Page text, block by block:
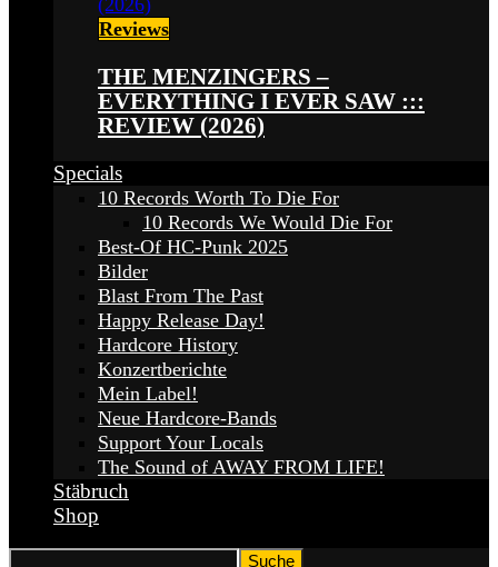
Reviews
THE MENZINGERS –
EVERYTHING I EVER SAW :::
REVIEW (2026)
Specials
10 Records Worth To Die For
10 Records We Would Die For
Best-Of HC-Punk 2025
Bilder
Blast From The Past
Happy Release Day!
Hardcore History
Konzertberichte
Mein Label!
Neue Hardcore-Bands
Support Your Locals
The Sound of AWAY FROM LIFE!
Stäbruch
Shop